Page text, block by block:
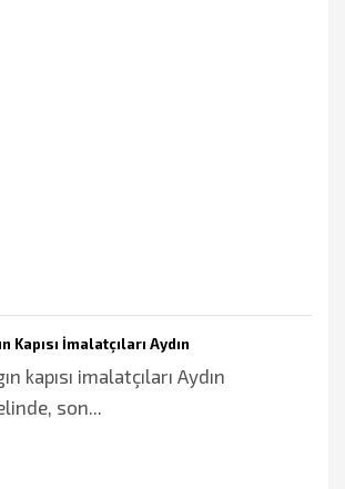
Kapısı İmalatçıları Aydın
kapısı imalatçıları Aydın
son...